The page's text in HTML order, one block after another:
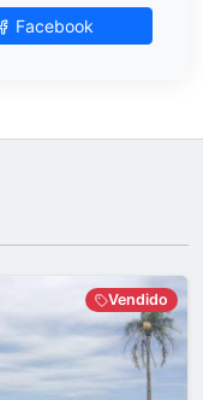
Facebook
Vendido